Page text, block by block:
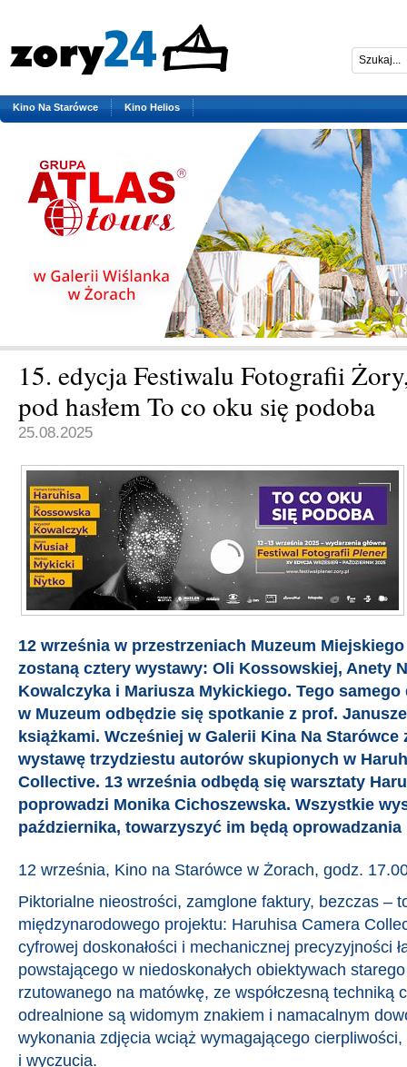
Kino Na Starówce Kino Helios
15. edycja Festiwalu Fotografii
pod hasłem To co oku się podoba
25.08.2025
12 września w przestrzeniach Muzeum
zostaną cztery wystawy: Oli Kossowskiej, Anety
Kowalczyka i Mariusza Mykickiego. Tego
w Muzeum odbędzie się spotkanie z prof.
książkami. Wcześniej w Galerii Kina Na
wystawę trzydziestu autorów skupionych w
Collective. 13 września odbędą się warsztaty
poprowadzi Monika Cichoszewska. Wszystkie
października, towarzyszyć im będą
12 września, Kino na Starówce w Żorach, godz.
Piktorialne nieostrości, zamglone faktury, bezczas –
międzynarodowego projektu: Haruhisa Camera
cyfrowej doskonałości i mechanicznej precyzyjności
powstającego w niedoskonałych obiektywach
rzutowanego na matówkę, ze współczesną techniką
odrealnione są widomym znakiem i namacalnym
wykonania zdjęcia wciąż wymagającego
i wyczucia.